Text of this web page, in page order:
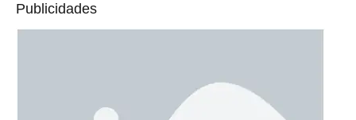
Publicidades